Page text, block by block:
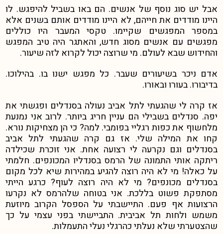
אבל יש סוג נוסף של אנשים. הם באו בשביל להיפגש. לו
היינו מודדים את חייהם, לא היינו מודדים אותם בשנים אלא
במספר המפגשים שקיימו. טקסי המעבר היו כוללים
מפגשים עם אנשים מסוג חדש, והאתגר היה טיב המפגש
והחידוש שבא לעולם. מי שרוצה יכול לקרוא לזה שיעור.
אדם ניכר בשיעורים שעבר. כל מפגש ישנו בו. בהילוכו.
בדיבורו. בעורו ובאורו.
אז קרה לי שהגעתי לתל אביב נעולה בסנדלים ופגשתי את
יפה. סנדלים בשבילי הם עניין חריג ביותר. לרוב אני נמנעת
מלחשוף את כפות רגליי בפומבי. למה? כי הן מצחיקות נורא.
קחו את המילה שלי. אז גם קרה שהגעתי לתל אביב
בסנדלים וגם נקרעה לי רצועה אחת. אני זוכרת שכילדה
ריתקה אותי התמונה של הרמס בסנדליו המכונפים. חלמתי
על כאלה! מי לא היה רוצה להגיע במהירות שיא לכל מקום
בסנדלים מכונפים? מי לא היה רוצה לעוף? כרגע הייתי
מסתפקת פשוט בללכת. אני בטוחה שלהרמס לא נקרעו
הרצועות אף פעם. התיישבתי על הספסל הקרוב מיוזעת
משמש ולחות תל אביבית. התביישתי בפני עצמי על כך
שהצטערתי שלא נעלתי כהרגלי נעלי התעמלות.